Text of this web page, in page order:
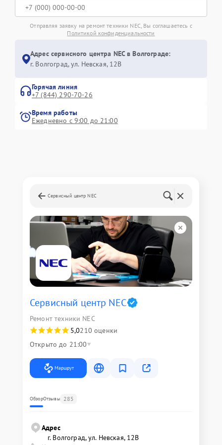
Отправляя заявку на ремонт техники NEC, Вы соглашаетесь с
Политикой конфиденциальности
Адрес сервисного центра NEC в Волгограде:
г. Волгоград, ул. Невская, 12В
Горячая линия
+7 (844) 290-70-26
Время работы
Ежедневно с 9:00 до 21:00
Сервисный центр NEC
Сервисный центр NEC
Ремонт техники NEC
5,0210 оценки
Открыто до 21:00
Маршрут
ОбзорОтзывы 285
Адрес
г. Волгоград, ул. Невская, 12В